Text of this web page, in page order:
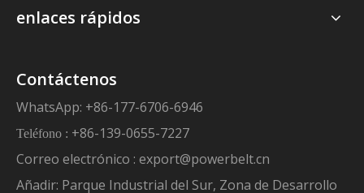
enlaces rápidos
Contáctenos
WhatsApp: +86-177-6706-6946
Teléfono : +86-139-0655-7227
Correo electrónico : export@powerbelt.cn
Añadir: Parque Industrial del Sur, Zona de Desarrollo